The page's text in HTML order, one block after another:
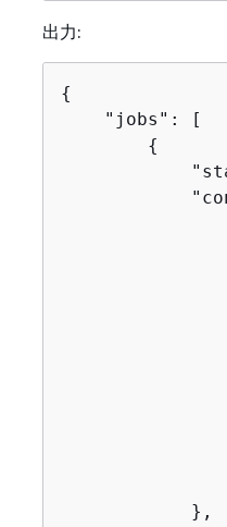
出力:
{
    "jobs": [
{
            },